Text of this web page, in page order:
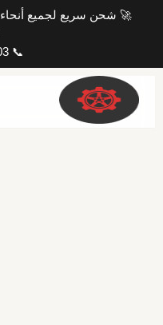
🚀 شحن سريع لجميع أنحاء
📞 0503116103